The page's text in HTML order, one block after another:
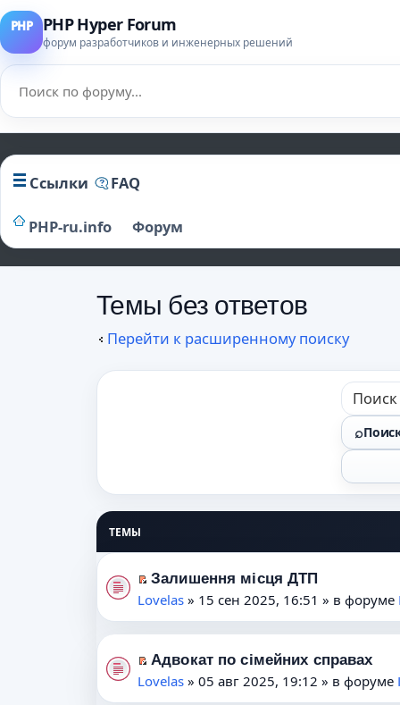
PHP Hyper Forum
форум разработчиков и инженерных решений
Ссылки FAQ
PHP-ru.info Форум
Темы без ответов
Перейти к расширенному поиску
ТЕМЫ
р
е
й
Залишення місця ДТП
Lovelas » 15 сен 2025, 16:51 » в форуме
Адвокат по сімейних справах
Lovelas » 05 авг 2025, 19:12 » в форуме